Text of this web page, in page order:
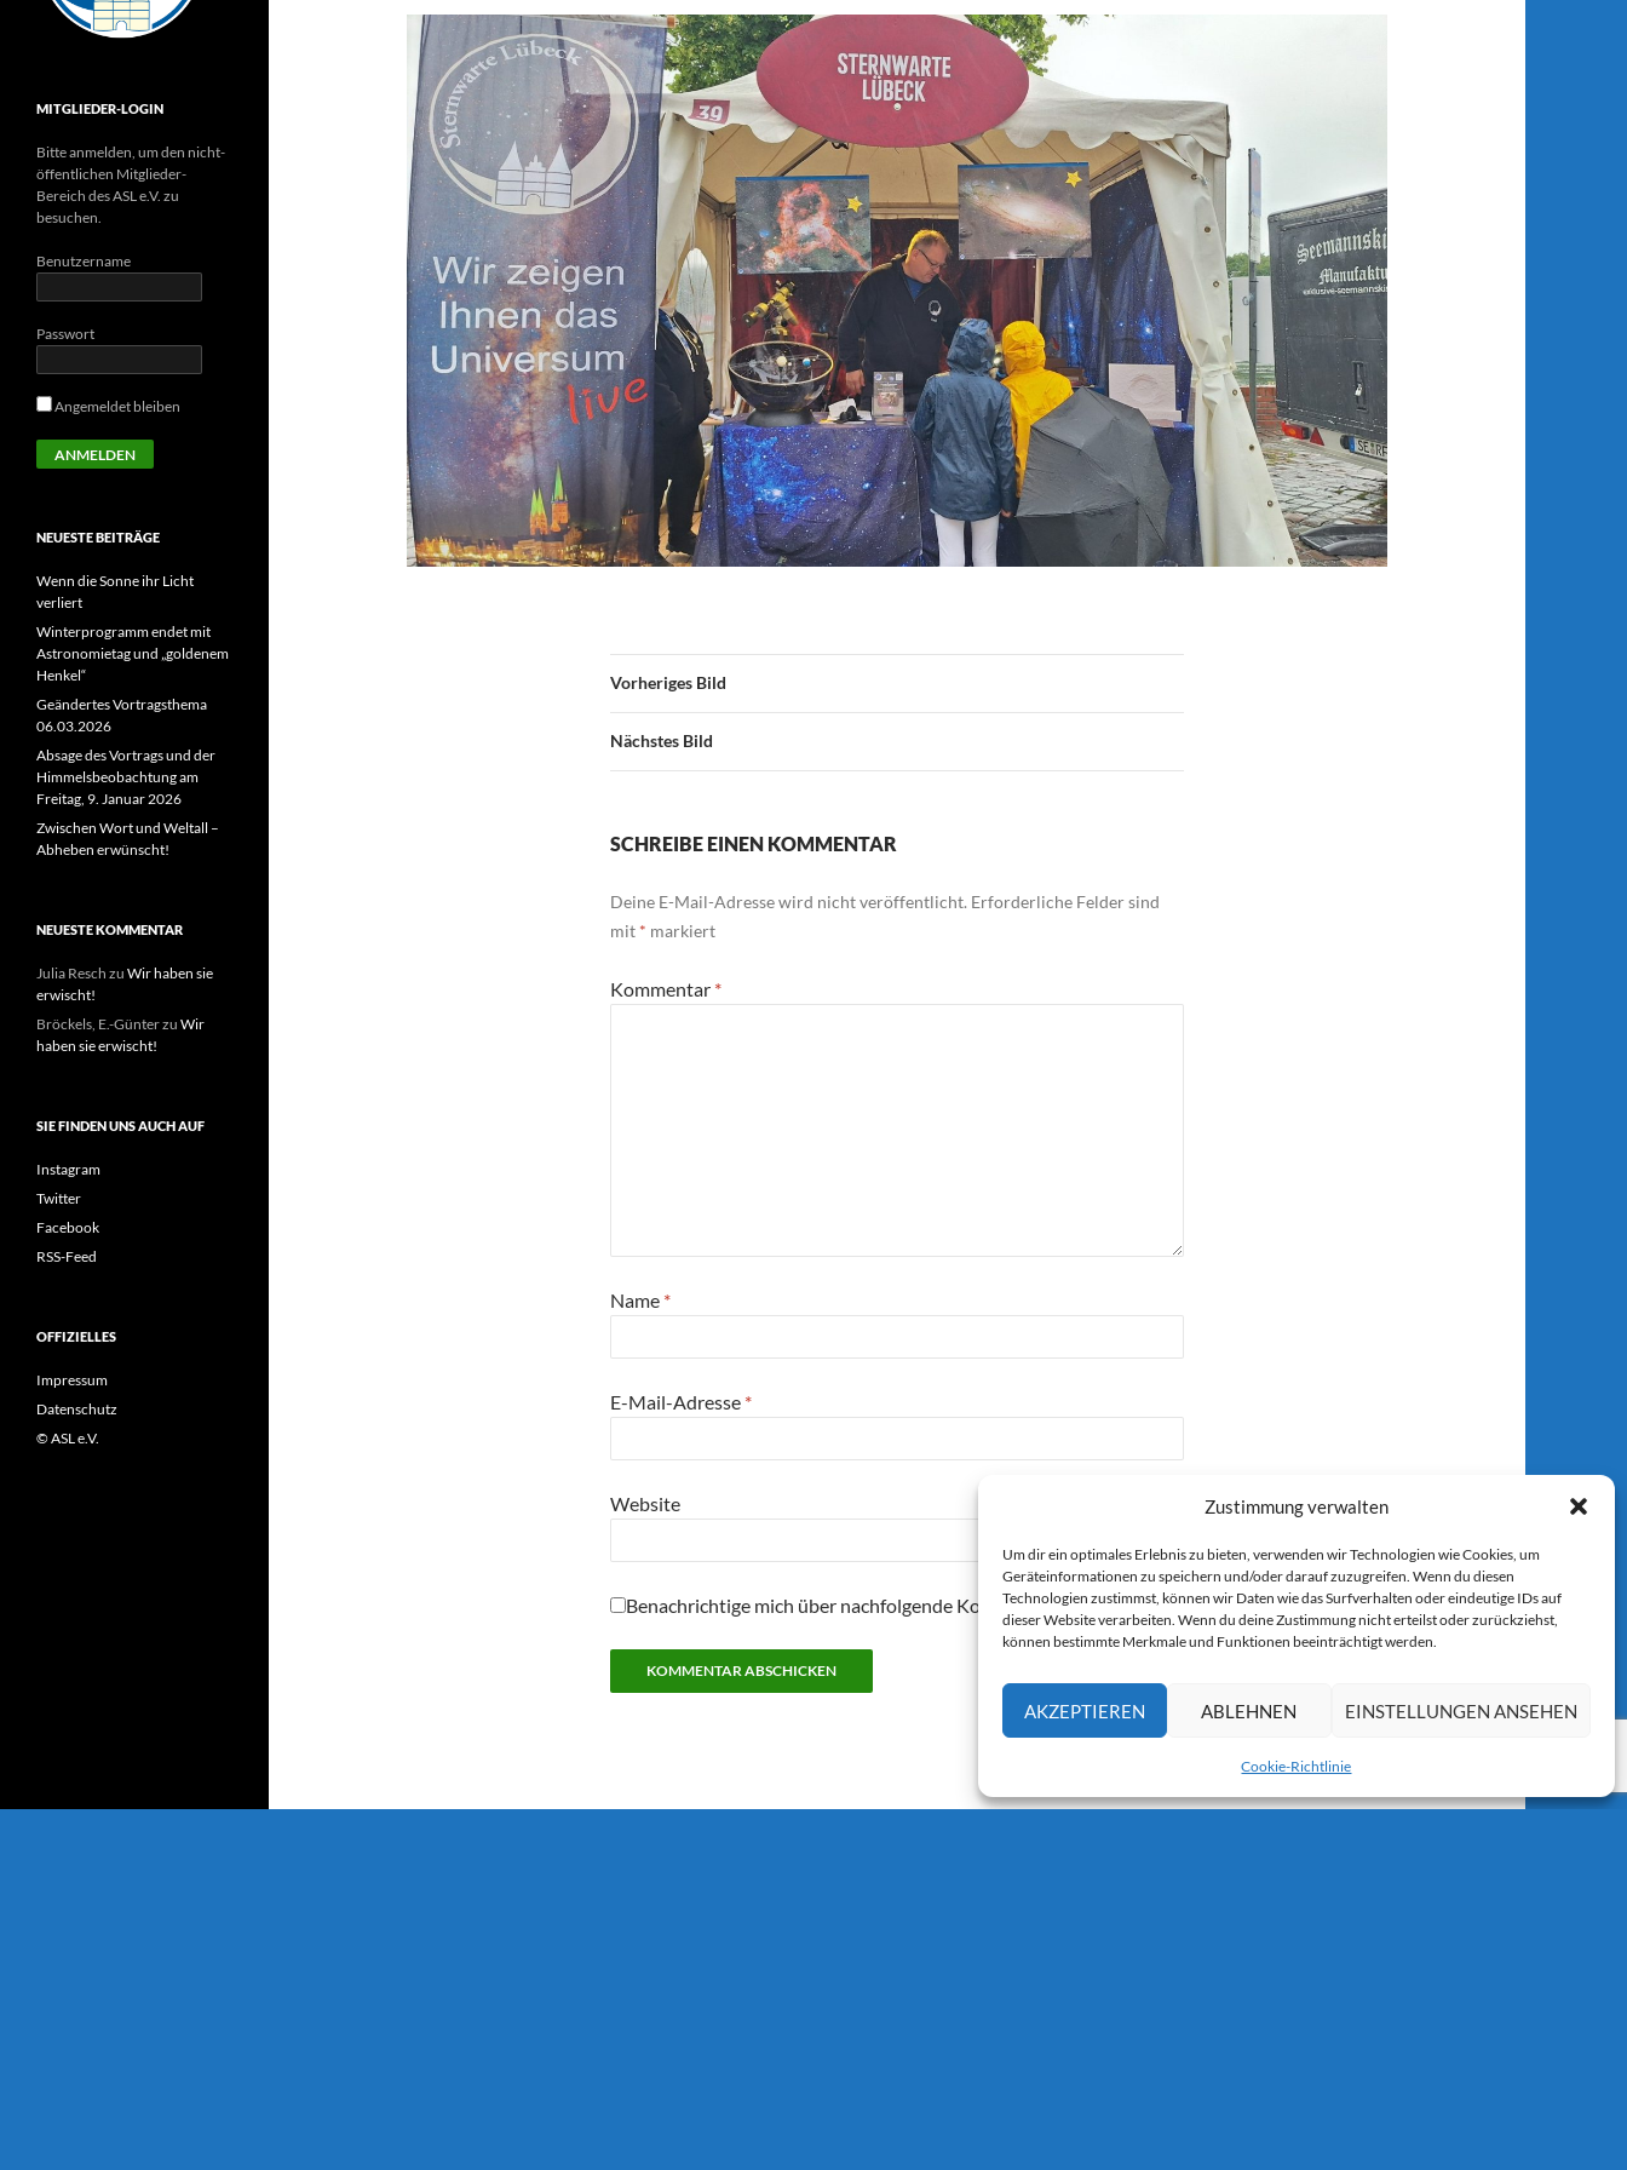
Zustimmung verwalten
Um dir ein optimales Erlebnis zu bieten, verwenden wir Technologien wie Cookies, um
Geräteinformationen zu speichern und/oder darauf zuzugreifen. Wenn du diesen
Technologien zustimmst, können wir Daten wie das Surfverhalten oder eindeutige IDs auf
dieser Website verarbeiten. Wenn du deine Zustimmung nicht erteilst oder zurückziehst,
können bestimmte Merkmale und Funktionen beeinträchtigt werden.
AKZEPTIEREN ABLEHNEN EINSTELLUNGEN ANSEHEN
Cookie-Richtlinie
Vorheriges Bild
Nächstes Bild
SCHREIBE EINEN KOMMENTAR
Deine E-Mail-Adresse wird nicht veröffentlicht. Erforderliche Felder sind
mit * markiert
Kommentar *
Name *
E-Mail-Adresse *
Website
Benachrichtige mich über nachfolgende Kommentare per E-Mail.
MITGLIEDER-LOGIN
Bitte anmelden, um den nicht-
öffentlichen Mitglieder-
Bereich des ASL e.V. zu
besuchen.
Benutzername
Passwort
Angemeldet bleiben
NEUESTE BEITRÄGE
Wenn die Sonne ihr Licht
verliert
Winterprogramm endet mit
Astronomietag und „goldenem
Henkel“
Geändertes Vortragsthema
06.03.2026
Absage des Vortrags und der
Himmelsbeobachtung am
Freitag, 9. Januar 2026
Zwischen Wort und Weltall –
Abheben erwünscht!
NEUESTE KOMMENTAR
Julia Resch zu Wir haben sie
erwischt!
Bröckels, E.-Günterzu Wir
haben sie erwischt!
SIE FINDEN UNS AUCH AUF
Instagram
Twitter
Facebook
RSS-Feed
OFFIZIELLES
Impressum
Datenschutz
© ASL e.V.